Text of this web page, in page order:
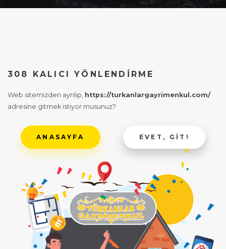
308 KALICI YÖNLENDIRME
Web sitemizden ayrılıp, https://turkanlargayrimenkul.com/
adresine gitmek istiyor musunuz?
ANASAYFA EVET, GIT!